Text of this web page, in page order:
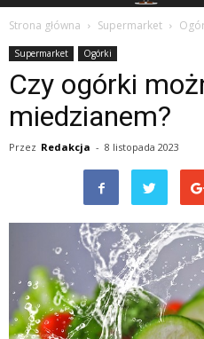
Strona główna Supermarket
Supermarket Ogórki
Czy ogórki
miedzianem?
Przez Redakcja - 8 listopada 2023